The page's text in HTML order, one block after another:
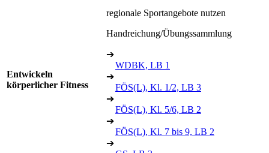
Entwickeln
körperlicher Fitness
regionale Sportangebote nutzen
Handreichung/Übungssammlung
➔
WDBK, LB 1
➔
FÖS(L), Kl. 1/2, LB 3
➔
FÖS(L), Kl. 5/6, LB 2
➔
FÖS(L), Kl. 7 bis 9, LB 2
➔